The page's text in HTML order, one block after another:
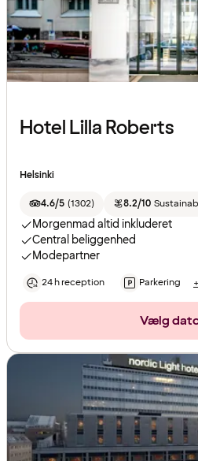
Hotel Lilla Roberts
Helsinki
4.6/5 (1302) 8.2/10
Morgenmad altid inkluderet
Central beliggenhed
Modepartner
24 h reception Parkering
Vælg